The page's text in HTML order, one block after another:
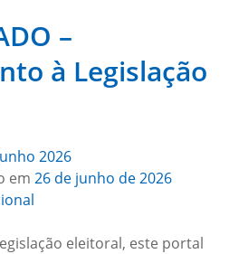
–
à Legislação
2026
em 26 de junho de 2026
eleitoral, este portal